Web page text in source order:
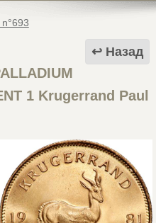
Назад
1 Krugerrand Paul